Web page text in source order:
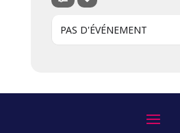
PAS D'ÉVÉNEMENT